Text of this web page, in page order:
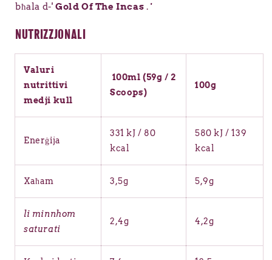
bħala d-' Gold Of The Incas .'
NUTRIZZJONALI
Valuri
nutrittivi
medji kull
100ml (59g / 2
Scoops)
100g
Enerġija
331 kJ / 80
kcal
580 kJ / 139
kcal
Xaħam 3,5g 5,9g
li minnhom
saturati
2,4g 4,2g